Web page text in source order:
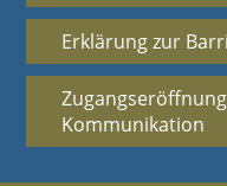
Erklärung zur
Kommunikation